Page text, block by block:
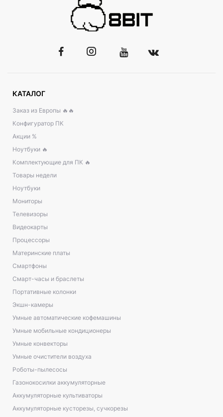
КАТАЛОГ
Заказ из Европы 🔥🔥
Конфигуратор ПК
Акции %
Ноутбуки 🔥
Комплектующие для ПК 🔥
Товары недели
Ноутбуки
Мониторы
Телевизоры
Видеокарты
Процессоры
Материнские платы
Смартфоны
Смарт-часы и браслеты
Портативные колонки
Экшн-камеры
Умные автоматические кофемашины
Умные мобильные кондиционеры
Умные конвекторы
Умные очистители воздуха
Роботы-пылесосы
Газонокосилки аккумуляторные
Аккумуляторные культиваторы
Аккумуляторные кусторезы, сучкорезы